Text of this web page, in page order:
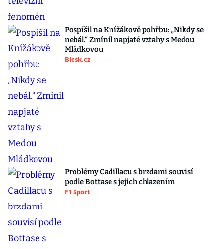
Pospíšil na Knížákově pohřbu: „Nikdy se
nebál.“ Zmínil napjaté vztahy s Medou
Mládkovou
Blesk.cz
Problémy Cadillacu s brzdami souvisí
podle Bottase s jejich chlazením
F1 Sport